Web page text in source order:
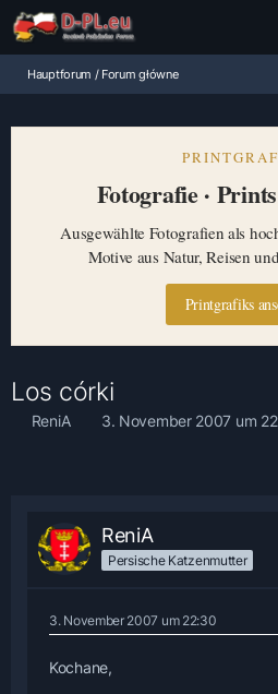
Hauptforum / Forum główne
Fotografie ·
Ausgewählte Fotografien als
Motive aus Natur, Reisen
Printgrafiks
Los córki
ReniA 3. November 2007 um
ReniA
Persische Katzenmutter
3. November 2007 um 22:30
Kochane,